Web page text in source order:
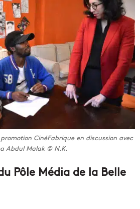
CinéFabrique en discussion avec
Abdul Malak © N.K.
Pôle Média de la Belle